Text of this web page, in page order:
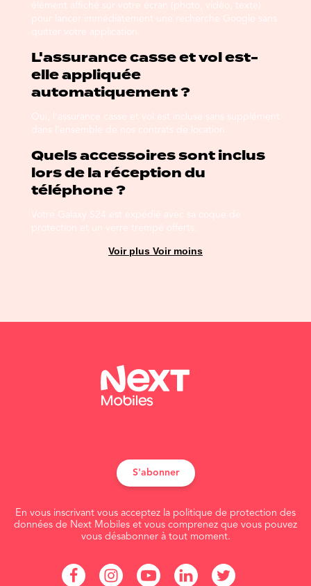
élément affiché sur votre écran (photo, vidéo, texte)
pour lancer immédiatement une recherche Google sans
quitter votre application.
L'assurance casse et vol est-
elle appliquée
automatiquement ?
Oui, l'assurance casse et vol est incluse sans supplément
dans l'ensemble de nos contrats de location.
Quels accessoires sont inclus
lors de la réception du
téléphone ?
Votre Galaxy S24 est expédié avec sa coque de
protection et un verre trempé offerts.
Voir plus Voir moins
S'abonner
En vous inscrivant vous acceptez la politique de protection des
données de Next Mobiles et vous comprenez que vous pouvez
vous désabonner à tout moment.